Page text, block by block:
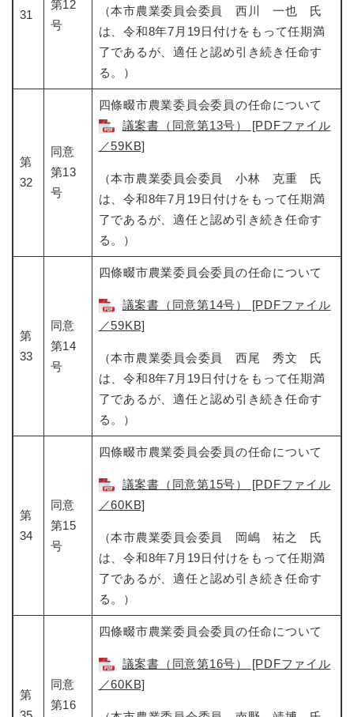
31
第12
号
（本市農業委員会委員 西川 一也 氏
は、令和8年7月19日付けをもって任期満
了であるが、適任と認め引き続き任命す
る。）
第
32
同意
第13
号
四條畷市農業委員会委員の任命について​
議案書（同意第13号） [PDFファイル
／59KB]
（本市農業委員会委員 小林 克重 氏
は、令和8年7月19日付けをもって任期満
了であるが、適任と認め引き続き任命す
る。）
第
33
同意
第14
号
四條畷市農業委員会委員の任命について​
議案書（同意第14号） [PDFファイル
／59KB]
（本市農業委員会委員 西尾 秀文 氏
は、令和8年7月19日付けをもって任期満
了であるが、適任と認め引き続き任命す
る。）
第
34
同意
第15
号
四條畷市農業委員会委員の任命について​
議案書（同意第15号） [PDFファイル
／60KB]
（本市農業委員会委員 岡嶋 祐之 氏
は、令和8年7月19日付けをもって任期満
了であるが、適任と認め引き続き任命す
る。）
第
同意
第16
四條畷市農業委員会委員の任命について​
議案書（同意第16号） [PDFファイル
／60KB]